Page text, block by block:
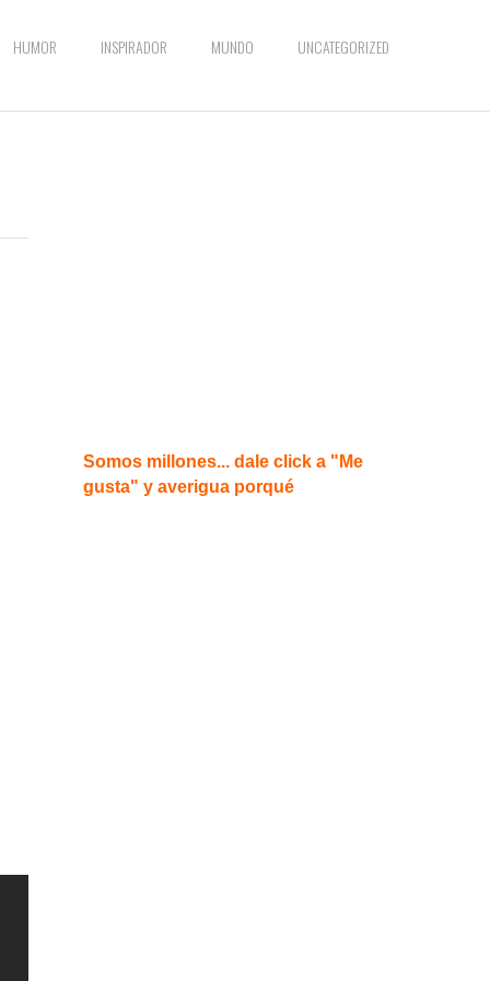
HUMOR INSPIRADOR MUNDO UNCATEGORIZED
Somos millones... dale click a "Me
gusta" y averigua porqué